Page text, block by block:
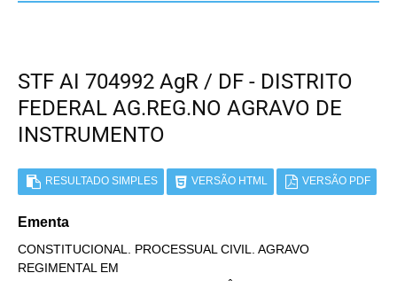
STF AI 704992 AgR / DF - DISTRITO
FEDERAL AG.REG.NO AGRAVO DE
INSTRUMENTO
RESULTADO SIMPLES VERSÃO HTML VERSÃO PDF
Ementa
CONSTITUCIONAL. PROCESSUAL CIVIL. AGRAVO
REGIMENTAL EM